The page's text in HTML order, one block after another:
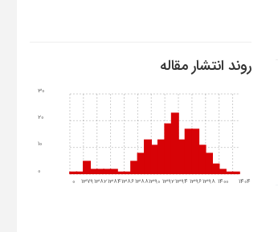
روند انتشار مقاله
0 137913821384138613881390 13921394 13961398 1400 1404
0
10
20
30